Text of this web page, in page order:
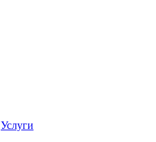
Услуги